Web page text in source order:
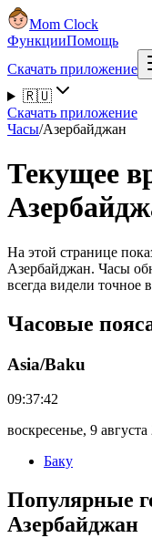
Mom Clock
ФункцииПомощь
Скачать приложение
🇷🇺
Скачать приложение
Часы/Азербайджан
Текущее
На этой странице
Азербайджан. Часы
всегда видели точное
Часовые
Asia/Baku
09:37:42
воскресенье, 9 августа
Баку
Популярные
Азербайджан